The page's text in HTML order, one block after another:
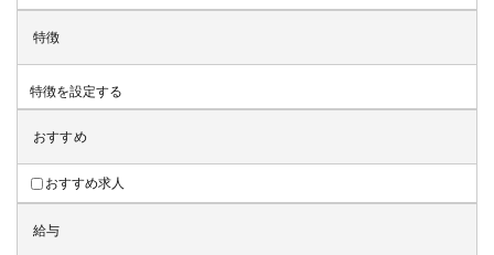
特徴
特徴を設定する
おすすめ
おすすめ求人
給与